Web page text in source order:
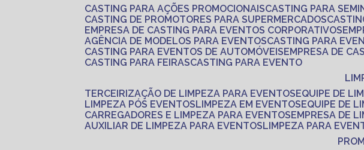
CASTING PARA AÇÕES PROMOCIONAIS
CASTING PARA
CASTING DE PROMOTORES PARA SUPERMERCADOS
EMPRESA DE CASTING PARA EVENTOS CORPORATIVOS
AGÊNCIA DE MODELOS PARA EVENTOS
CASTING PARA
CASTING PARA EVENTOS DE AUTOMÓVEIS
EMPRESA DE
CASTING PARA FEIRAS
CASTING PARA EVENTO
TERCEIRIZAÇÃO DE LIMPEZA PARA EVENTOS
EQUIPE DE
LIMPEZA PÓS EVENTOS
LIMPEZA EM EVENTOS EQUIPE DE
CARREGADORES E LIMPEZA PARA EVENTOS
EMPRESA DE
AUXILIAR DE LIMPEZA PARA EVENTOS
LIMPEZA PARA